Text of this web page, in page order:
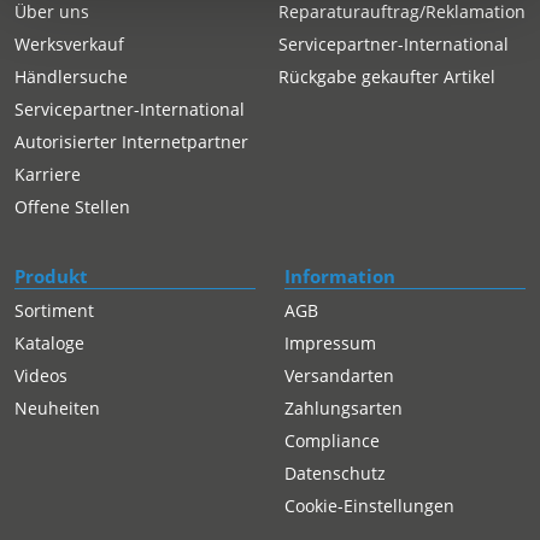
Über uns
Werksverkauf
Händlersuche
Servicepartner-International
Autorisierter Internetpartner
Karriere
Offene Stellen
Reparaturauftrag/Reklamation
Servicepartner-International
Rückgabe gekaufter Artikel
Produkt
Sortiment
Kataloge
Videos
Neuheiten
Information
AGB
Impressum
Versandarten
Zahlungsarten
Compliance
Datenschutz
Cookie-Einstellungen